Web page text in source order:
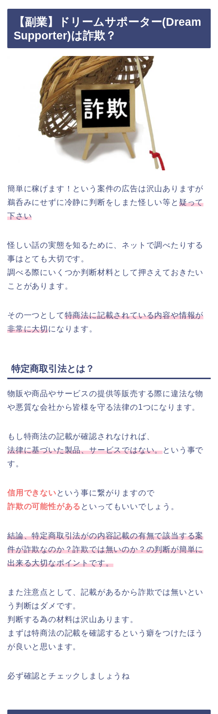
【副業】ドリームサポーター(Dream
Supporter)は詐欺？
簡単に稼げます！という案件の広告は沢山ありますが
鵜呑みにせずに冷静に判断をしまた怪しい等と 疑って
下さい
怪しい話の実態を知るために、ネットで調べたりする
事はとても大切です。
調べる際にいくつか判断材料として押さえておきたい
ことがあります。
その一つとして特商法に記載されている内容や情報が
非常に大切になります。
特定商取引法とは？
物販や商品やサービスの提供等販売する際に違法な物
や悪質な会社から皆様を守る法律の1つになります。
もし特商法の記載が確認されなければ、
法律に基づいた製品、サービスではない。という事で
す。
信用できないという事に繋がりますので
詐欺の可能性がある といってもいいでしょう。
結論、特定商取引法がの内容記載の有無で該当する案
件が詐欺なのか？詐欺では無いのか？の判断が簡単に
出来る大切なポイントです。
また注意点として、記載があるから詐欺では無いとい
う判断はダメです。
判断する為の材料は沢山あります。
まずは特商法の記載を確認するという癖をつけたほう
が良いと思います。
必ず確認とチェックしましょうね